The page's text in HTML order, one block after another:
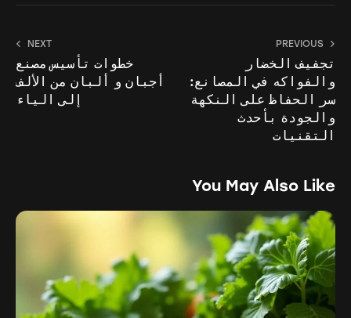
PREVIOUS
تجفيف الخضار
والفواكه في المصانع:
سر الحفاظ على النكهة
والجودة بأحدث
التقنيات
NEXT
خطوات تأسيس مصنع
أجبان و ألبان من الألف
إلى الياء
You May Also Like